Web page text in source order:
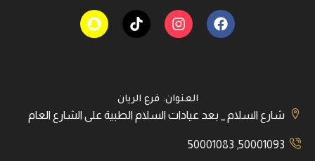
العنوان: فرع الريان
شارع السلام _ بعد عيادات السلام الطبية على الشارع العام
50001093, 50001083